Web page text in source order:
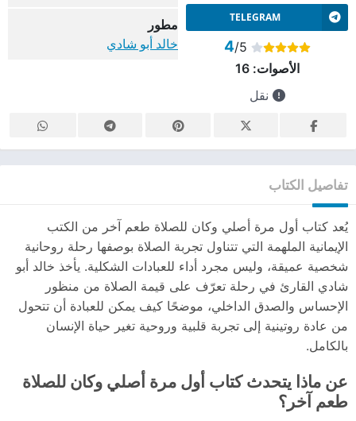
TELEGRAM
4/5
الأصوات:16
نقل
مطور
خالد أبو شادي
تفاصيل الكتاب
يُعد كتاب أول مرة أصلي وكان للصلاة طعم آخر من الكتب
الإيمانية الملهمة التي تتناول تجربة الصلاة بوصفها رحلة روحانية
شخصية عميقة، وليس مجرد أداء للعبادات الشكلية. يأخذ خالد أبو
شادي القارئ في رحلة تعرّف على قيمة الصلاة من منظور
الإحساس والصدق الداخلي، موضحًا كيف يمكن للعبادة أن تتحول
من عادة روتينية إلى تجربة قلبية وروحية تغير حياة الإنسان
بالكامل.
عن ماذا يتحدث كتاب أول مرة أصلي وكان للصلاة
طعم آخر؟